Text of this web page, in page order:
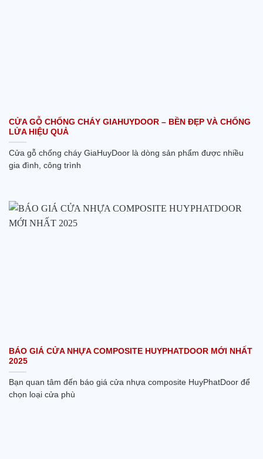
CỬA GỖ CHỐNG CHÁY GIAHUYDOOR – BỀN ĐẸP VÀ CHỐNG
LỬA HIỆU QUẢ
Cửa gỗ chống cháy GiaHuyDoor là dòng sản phẩm được nhiều
gia đình, công trình
BÁO GIÁ CỬA NHỰA COMPOSITE HUYPHATDOOR MỚI NHẤT
2025
Bạn quan tâm đến báo giá cửa nhựa composite HuyPhatDoor để
chọn loại cửa phù